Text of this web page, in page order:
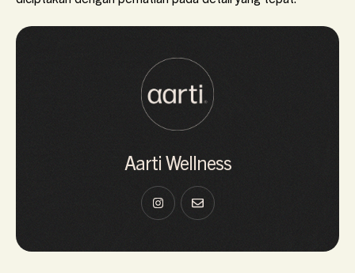
Aarti Wellness